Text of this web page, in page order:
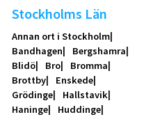
Stockholms Län
Annan ort i Stockholm
Bandhagen
Bergshamra
Blidö
Bro
Bromma
Brottby
Enskede
Grödinge
Hallstavik
Haninge
Huddinge